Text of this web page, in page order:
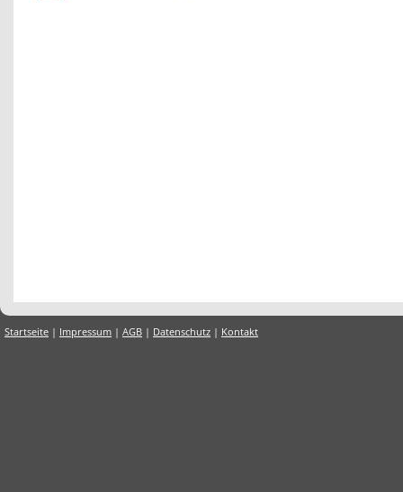
Startseite | Impressum | AGB | Datenschutz | Kontakt